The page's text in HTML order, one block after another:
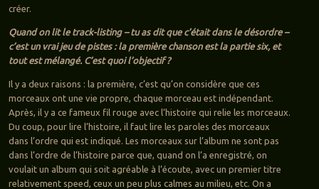
créer.
Quand on lit le track-listing – tu as dit que c’était dans le désordre –
c’est un vrai jeu de pistes : la première chanson est la partie six, et
tout est mélangé. C’est quoi l’objectif ?
Il y a deux raisons : la première, c’est qu’on considère que ces
morceaux ont une vie propre, chaque morceau est indépendant.
Après, il y a ce fameux fil rouge avec l’histoire qui relie les morceaux.
Du coup, pour lire l’histoire, il faut lire les paroles des morceaux
dans l’ordre qui est indiqué. Les morceaux sur l’album ne sont pas
dans l’ordre de l’histoire parce que, quand on l’a enregistré, on
voulait un album qui soit agréable à l’écoute, avec un premier titre
relativement speed, ceux un peu plus calmes au milieu, etc. On a